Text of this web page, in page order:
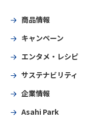
商品情報
キャンペーン
エンタメ・レシピ
サステナビリティ
企業情報
Asahi Park